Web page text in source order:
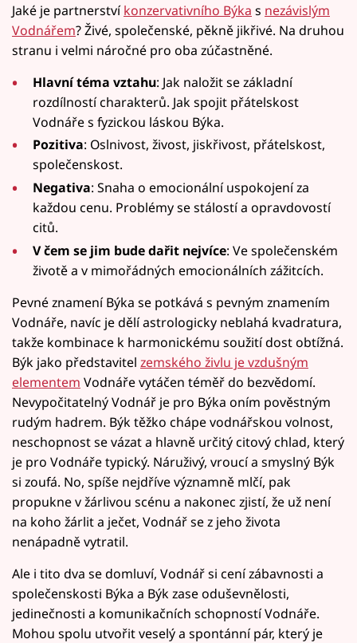
Jaké je partnerstvíkonzervativního Býka s nezávislým
Vodnářem? Živé, společenské, pěkně jikřivé. Na druhou
stranu i velmi náročné pro oba zúčastněné.
Hlavní téma vztahu: Jak naložit se základní
rozdílností charakterů. Jak spojit přátelskost
Vodnáře s fyzickou láskou Býka.
Pozitiva: Oslnivost, živost, jiskřivost, přátelskost,
společenskost.
Negativa: Snaha o emocionální uspokojení za
každou cenu. Problémy se stálostí a opravdovostí
citů.
V čem se jim bude dařit nejvíce: Ve společenském
životě a v mimořádných emocionálních zážitcích.
Pevné znamení Býka se potkává s pevným znamením
Vodnáře, navíc je dělí astrologicky neblahá kvadratura,
takže kombinace k harmonickému soužití dost obtížná.
Býk jako představitel zemského živlu je vzdušným
elementem Vodnáře vytáčen téměř do bezvědomí.
Nevypočitatelný Vodnář je pro Býka oním pověstným
rudým hadrem. Býk těžko chápe vodnářskou volnost,
neschopnost se vázat a hlavně určitý citový chlad, který
je pro Vodnáře typický. Náruživý, vroucí a smyslný Býk
si zoufá. No, spíše nejdříve významně mlčí, pak
propukne v žárlivou scénu a nakonec zjistí, že už není
na koho žárlit a ječet, Vodnář se z jeho života
nenápadně vytratil.
Ale i tito dva se domluví, Vodnář si cení zábavnosti a
společenskosti Býka a Býk zase oduševnělosti,
jedinečnosti a komunikačních schopností Vodnáře.
Mohou spolu utvořit veselý a spontánní pár, který je